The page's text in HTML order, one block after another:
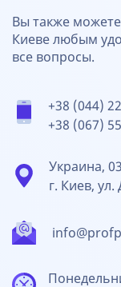
Вы также
Киеве любым
все вопросы.
+38 (044)
+38 (067)
Украина,
г. Киев,